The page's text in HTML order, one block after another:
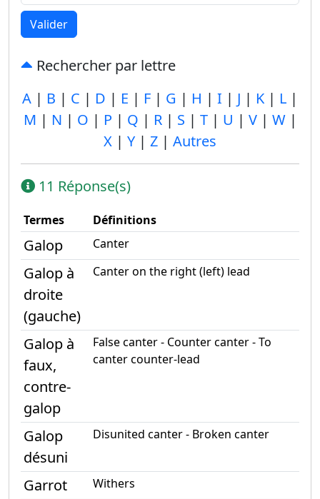
Valider
Rechercher par lettre
A | B | C | D | E | F | G | H | I | J | K | L |
M | N | O | P | Q | R| S | T| U | V| W|
X | Y | Z | Autres
11 Réponse(s)
Termes Définitions
Galop Canter
Galop à
droite
(gauche)
Canter on the right (left) lead
Galop à
faux,
contre-
galop
False canter - Counter canter - To
canter counter-lead
Galop
désuni
Disunited canter - Broken canter
Garrot Withers